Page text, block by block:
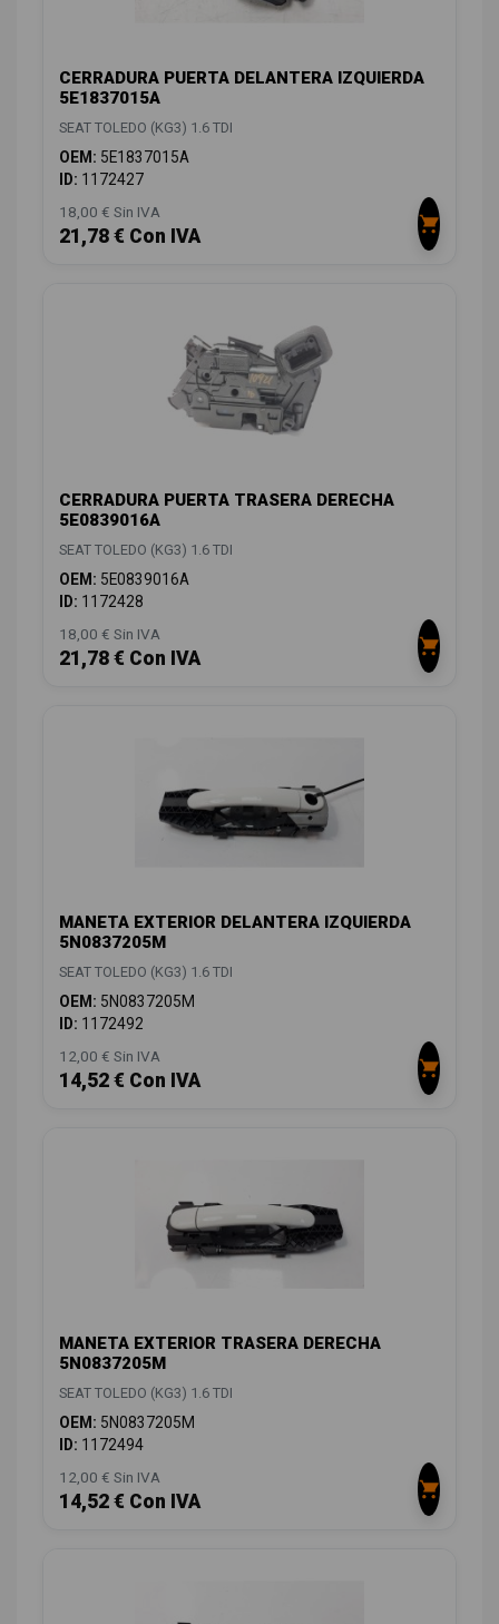
CERRADURA PUERTA DELANTERA IZQUIERDA
5E1837015A
SEAT TOLEDO (KG3) 1.6 TDI
OEM: 5E1837015A
ID: 1172427
18,00 € Sin IVA
21,78 € Con IVA
CERRADURA PUERTA TRASERA DERECHA
5E0839016A
SEAT TOLEDO (KG3) 1.6 TDI
OEM: 5E0839016A
ID: 1172428
18,00 € Sin IVA
21,78 € Con IVA
MANETA EXTERIOR DELANTERA IZQUIERDA
5N0837205M
SEAT TOLEDO (KG3) 1.6 TDI
OEM: 5N0837205M
ID: 1172492
12,00 € Sin IVA
14,52 € Con IVA
MANETA EXTERIOR TRASERA DERECHA
5N0837205M
SEAT TOLEDO (KG3) 1.6 TDI
OEM: 5N0837205M
ID: 1172494
12,00 € Sin IVA
14,52 € Con IVA